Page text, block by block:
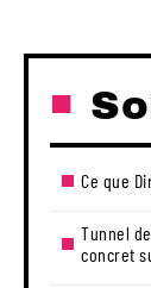
Ce que
Tunnel
concret